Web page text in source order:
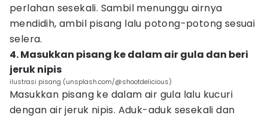
perlahan sesekali. Sambil menunggu airnya
mendidih, ambil pisang lalu potong-potong sesuai
selera.
4. Masukkan pisang ke dalam air gula dan beri
jeruk nipis
ilustrasi pisang (unsplash.com/@shootdelicious)
Masukkan pisang ke dalam air gula lalu kucuri
dengan air jeruk nipis. Aduk-aduk sesekali dan